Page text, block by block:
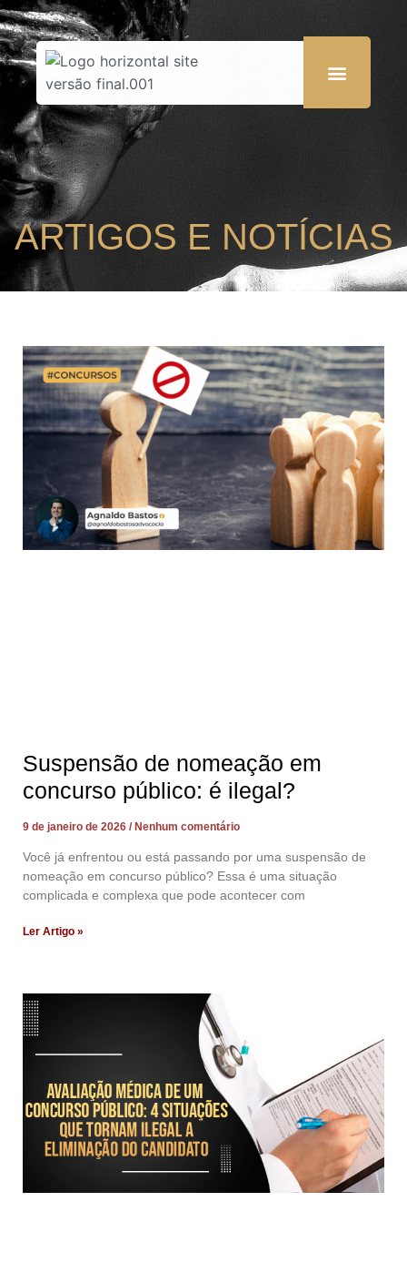
ARTIGOS E NOTÍCIAS
Suspensão de nomeação em
concurso público: é ilegal?
9 de janeiro de 2026 Nenhum comentário
Você já enfrentou ou está passando por uma suspensão de
nomeação em concurso público? Essa é uma situação
complicada e complexa que pode acontecer com
Ler Artigo »